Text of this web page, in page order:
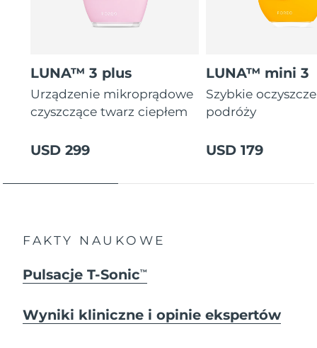
LUNA™ 3 plus
Urządzenie mikroprądowe
czyszczące twarz ciepłem
USD 299
LUNA™ mini 3
Szybkie
podróży
USD 179
FAKTY NAUKOWE
Pulsacje T-SonicTM
Wyniki kliniczne i opinie ekspertów